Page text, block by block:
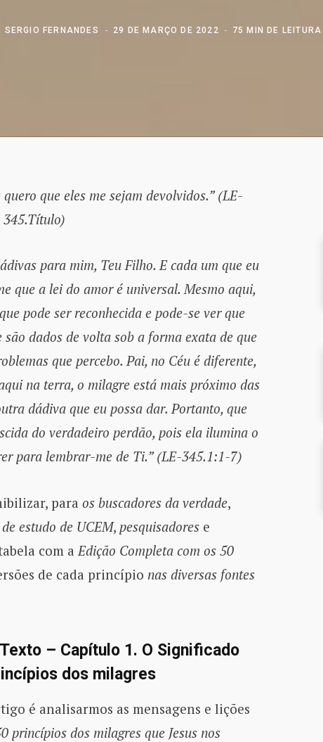
SERGIO FERNANDES 29 DE MARÇO DE 2022 75 MIN DE LEITURA
que eles me sejam devolvidos.” (LE-
345.Título)
para mim, Teu Filho. E cada um que eu
que a lei do amor é universal. Mesmo aqui,
pode ser reconhecida e pode-se ver que
dados de volta sob a forma exata de que
que percebo. Pai, no Céu é diferente,
na terra, o milagre está mais próximo das
dádiva que eu possa dar. Portanto, que
do verdadeiro perdão, pois ela ilumina o
para lembrar-me de Ti.” (LE-345.1:1-7)
para os buscadores da verdade,
estudo de UCEM, pesquisadores e
com a Edição Completa com os 50
de cada princípio nas diversas fontes
– Capítulo 1. O Significado
dos milagres
é analisarmos as mensagens e lições
princípios dos milagres que Jesus nos